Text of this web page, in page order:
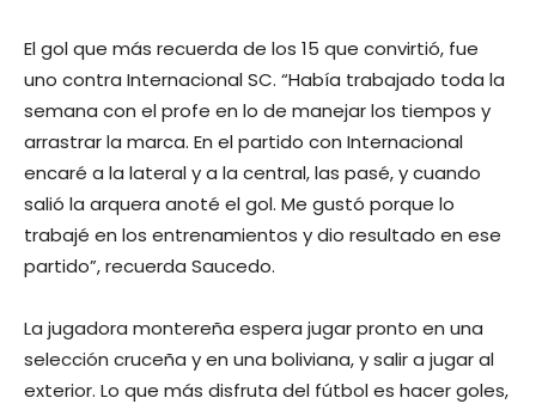
El gol que más recuerda de los 15 que convirtió, fue
uno contra Internacional SC. “Había trabajado toda la
semana con el profe en lo de manejar los tiempos y
arrastrar la marca. En el partido con Internacional
encaré a la lateral y a la central, las pasé, y cuando
salió la arquera anoté el gol. Me gustó porque lo
trabajé en los entrenamientos y dio resultado en ese
partido”, recuerda Saucedo.
La jugadora montereña espera jugar pronto en una
selección cruceña y en una boliviana, y salir a jugar al
exterior. Lo que más disfruta del fútbol es hacer goles,